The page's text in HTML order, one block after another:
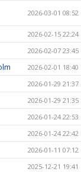
2026-03-01 08:52
2026-02-15 22:24
2026-02-07 23:45
2026-02-01 18:40
2026-01-29 21:37
2026-01-29 21:35
2026-01-24 22:53
2026-01-24 22:42
2026-01-11 07:12
2025-12-21 19:41